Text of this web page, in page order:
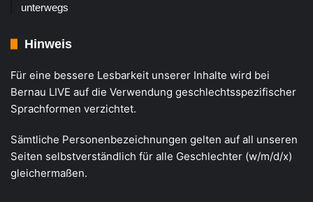
unterwegs
Hinweis
Für eine bessere Lesbarkeit unserer Inhalte wird bei
Bernau LIVE auf die Verwendung geschlechtsspezifischer
Sprachformen verzichtet.
Sämtliche Personenbezeichnungen gelten auf all unseren
Seiten selbstverständlich für alle Geschlechter (w/m/d/x)
gleichermaßen.